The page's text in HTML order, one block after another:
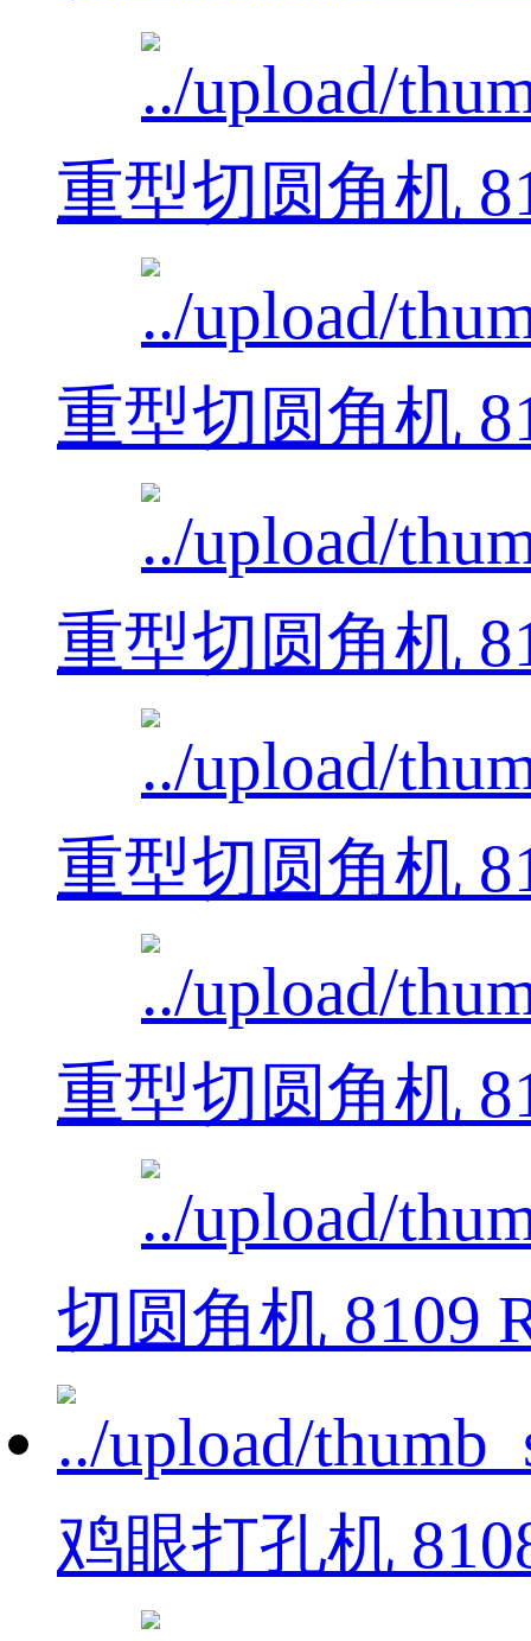
重型切圆角机
重型切圆角机
重型切圆角机
重型切圆角机
重型切圆角机
切圆角机 8109
鸡眼打孔机